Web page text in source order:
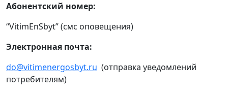
Абонентский номер:
“VitimEnSbyt” (смс оповещения)
Электронная почта:
do@vitimenergosbyt.ru (отправка уведомлений
потребителям)